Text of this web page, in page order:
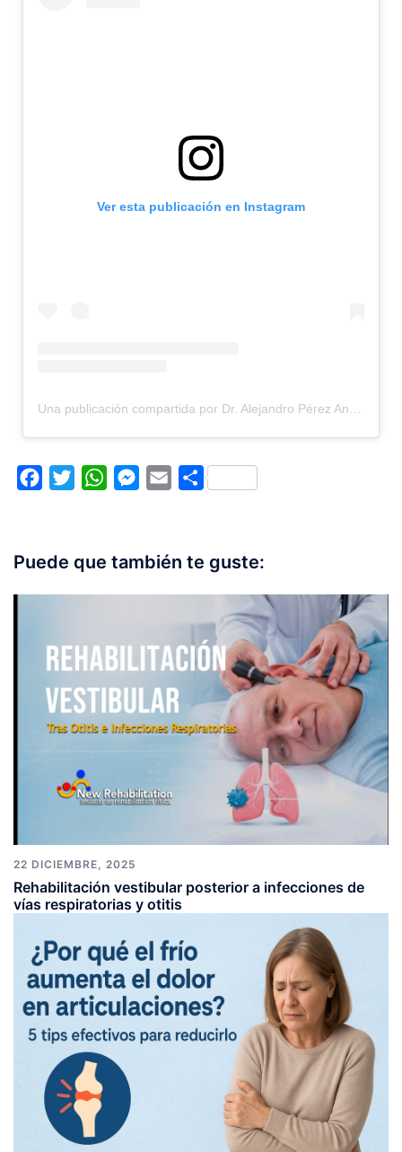
Ver esta publicación en Instagram
FacebookTwitterWhatsAppMessenger
EmailCompartir
Puede que también te guste:
22 DICIEMBRE, 2025
Rehabilitación vestibular posterior a infecciones de
vías respiratorias y otitis